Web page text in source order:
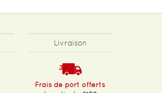
Livraison
Frais de port offerts